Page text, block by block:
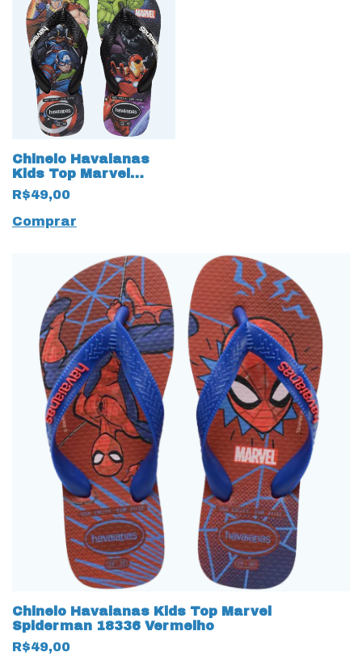
Chinelo Havaianas
Kids Top Marvel
Vingadores 18329
Preto
R$49,00
Comprar
Chinelo Havaianas Kids Top Marvel
Spiderman 18336 Vermelho
R$49,00